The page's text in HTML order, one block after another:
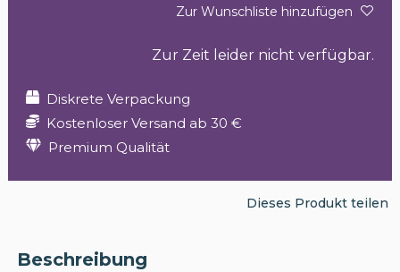
Zur Wunschliste hinzufügen
Zur Zeit leider nicht verfügbar.
Diskrete Verpackung
Kostenloser Versand ab 30 €
Premium Qualität
Dieses Produkt teilen
Beschreibung